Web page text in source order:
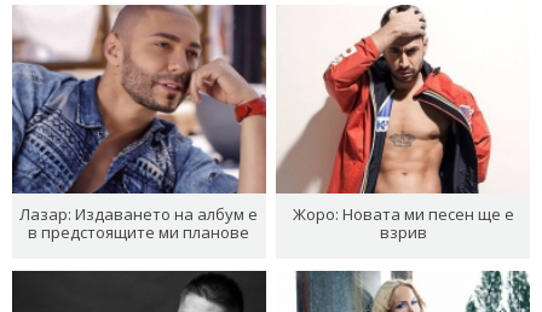
Лазар: Издаването на албум е
в предстоящите ми планове
Жоро: Новата ми песен ще е
взрив